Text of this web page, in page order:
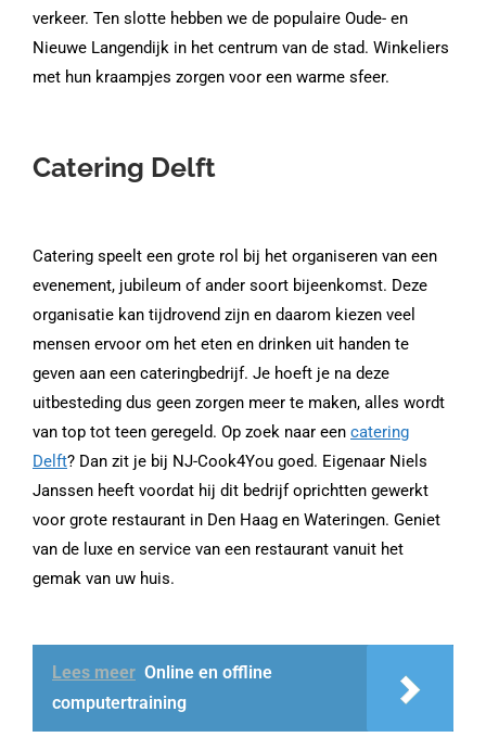
verkeer. Ten slotte hebben we de populaire Oude- en
Nieuwe Langendijk in het centrum van de stad. Winkeliers
met hun kraampjes zorgen voor een warme sfeer.
Catering Delft
Catering speelt een grote rol bij het organiseren van een
evenement, jubileum of ander soort bijeenkomst. Deze
organisatie kan tijdrovend zijn en daarom kiezen veel
mensen ervoor om het eten en drinken uit handen te
geven aan een cateringbedrijf. Je hoeft je na deze
uitbesteding dus geen zorgen meer te maken, alles wordt
van top tot teen geregeld. Op zoek naar een catering
Delft? Dan zit je bij NJ-Cook4You goed. Eigenaar Niels
Janssen heeft voordat hij dit bedrijf oprichtten gewerkt
voor grote restaurant in Den Haag en Wateringen. Geniet
van de luxe en service van een restaurant vanuit het
gemak van uw huis.
Lees meer Online en offline
computertraining